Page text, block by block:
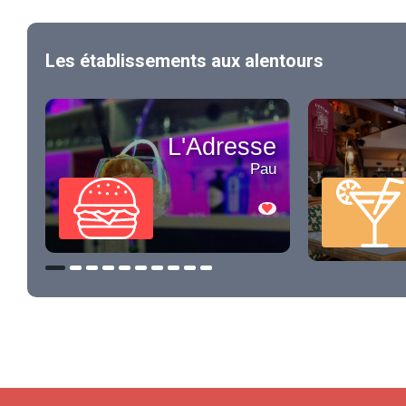
Les établissements aux alentours
L'Adresse
Pau